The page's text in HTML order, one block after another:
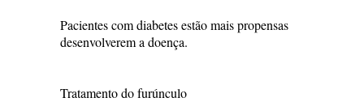
Pacientes com diabetes estão mais propensas
desenvolverem a doença.
Tratamento do furúnculo